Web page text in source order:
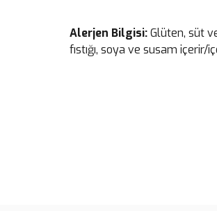
Alerjen Bilgisi:Glüten, süt
fıstığı, soya ve susam içerir/